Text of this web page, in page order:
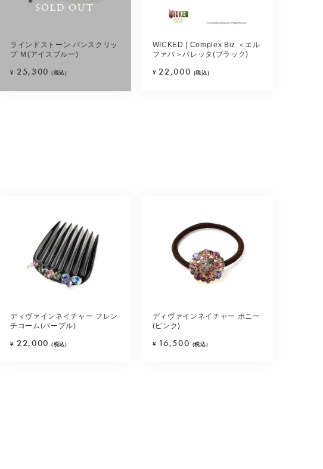
SOLD OUT
ラインドストーン バンスクリッ
プ Ｍ(アイスブルー)
¥ 25,300 (税込)
WICKED | Complex Biz ＜エル
ファバ＞バレッタ(ブラック)
¥ 22,000 (税込)
ディヴァインネイチャー フレン
チコーム(パープル)
¥ 22,000 (税込)
ディヴァインネイチャー ポニー
(ピンク)
¥ 16,500 (税込)